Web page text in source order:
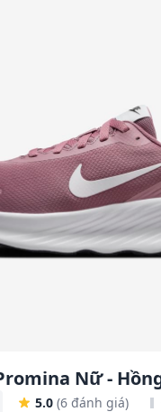
Nữ -
5.0 (6 đánh giá)